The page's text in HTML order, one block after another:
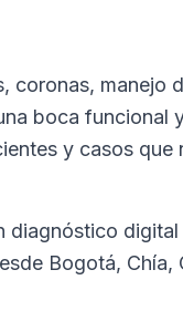
coronas, manejo
boca funcional
y casos que
diagnóstico
Bogotá, Chía,